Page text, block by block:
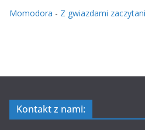
Momodora - Z gwiazdami zaczytani
Kontakt z nami: